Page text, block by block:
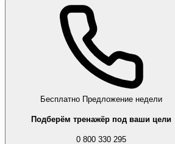
Бесплатно Предложение недели
Подберём тренажёр под ваши цели
0 800 330 295